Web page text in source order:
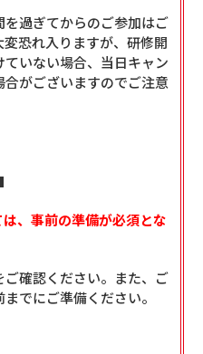
過ぎてからのご参加はご
恐れ入りますが、研修開
いない場合、当日キャン
がございますのでご注意
、事前の準備が必須とな
確認ください。また、ご
でにご準備ください。